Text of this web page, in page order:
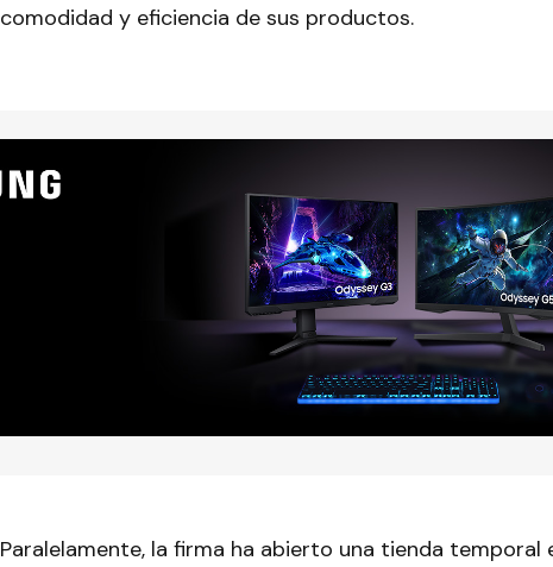
comodidad y eficiencia de sus productos.
Paralelamente, la firma ha abierto una tienda temporal